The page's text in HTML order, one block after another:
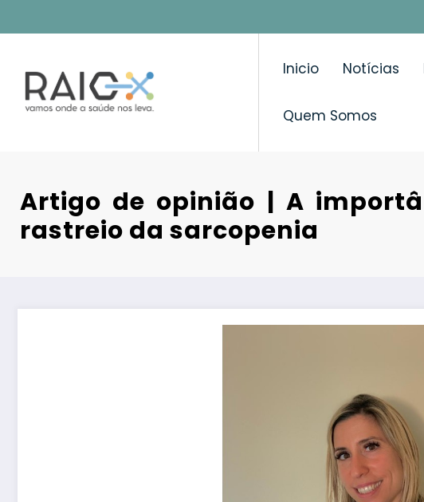
para
conteúdo
Inicio Notícias
Quem Somos
Artigo de opinião | A
rastreio da sarcopenia